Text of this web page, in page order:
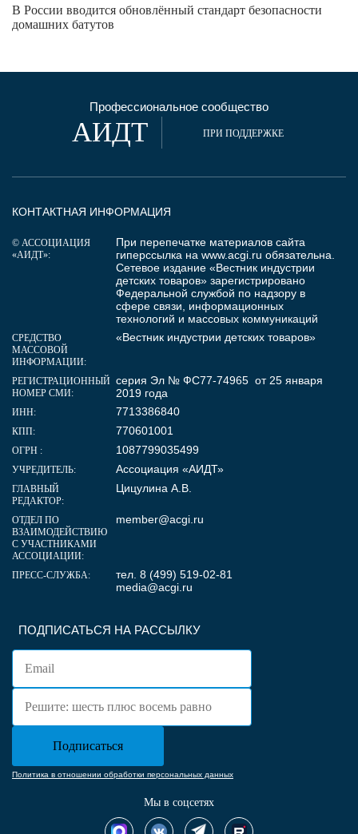
В России вводится обновлённый стандарт безопасности
домашних батутов
Профессиональное сообщество
АИДТ ПРИ ПОДДЕРЖКЕ
ПОДПИСАТЬСЯ НА РАССЫЛКУ
Политика в отношении обработки персональных данных
Мы в соцсетях
КОНТАКТНАЯ ИНФОРМАЦИЯ
© АССОЦИАЦИЯ
«АИДТ»:
При перепечатке материалов сайта
гиперссылка на www.acgi.ru обязательна.
Сетевое издание «Вестник индустрии
детских товаров» зарегистрировано
Федеральной службой по надзору в
сфере связи, информационных
технологий и массовых коммуникаций
СРЕДСТВО
МАССОВОЙ
ИНФОРМАЦИИ:
«Вестник индустрии детских товаров»
РЕГИСТРАЦИОННЫЙ
НОМЕР СМИ:
серия Эл № ФС77-74965 от 25 января
2019 года
ИНН: 7713386840
КПП: 770601001
ОГРН : 1087799035499
УЧРЕДИТЕЛЬ: Ассоциация «АИДТ»
ГЛАВНЫЙ
РЕДАКТОР:
Цицулина А.В.
ОТДЕЛ ПО
ВЗАИМОДЕЙСТВИЮ
С УЧАСТНИКАМИ
АССОЦИАЦИИ:
member@acgi.ru
ПРЕСС-СЛУЖБА:
тел. 8 (499) 519-02-81
media@acgi.ru